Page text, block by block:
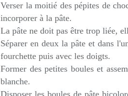
Verser la moitié des pépites de
incorporer à la pâte.
La pâte ne doit pas être trop liée,
Séparer en deux la pâte et dans
fourchette puis avec les doigts.
Former des petites boules et
blanche.
Disposer les boules de pâte